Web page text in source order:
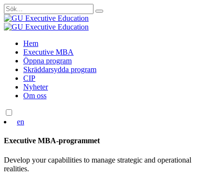
Sök
efter:
Skip
content
Hem
Executive MBA
Öppna program
Skräddarsydda program
CIP
Nyheter
Om oss
en
Executive MBA-programmet
Develop your capabilities to manage strategic and operational
realities.